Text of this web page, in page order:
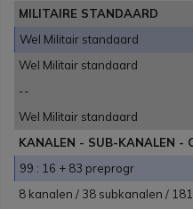
MILITAIRE STANDAARD
Wel Militair standaard
Wel Militair standaard
--
Wel Militair standaard
KANALEN - SUB-KANALEN -
99 : 16 + 83 preprogr
8 kanalen / 38 subkanalen /